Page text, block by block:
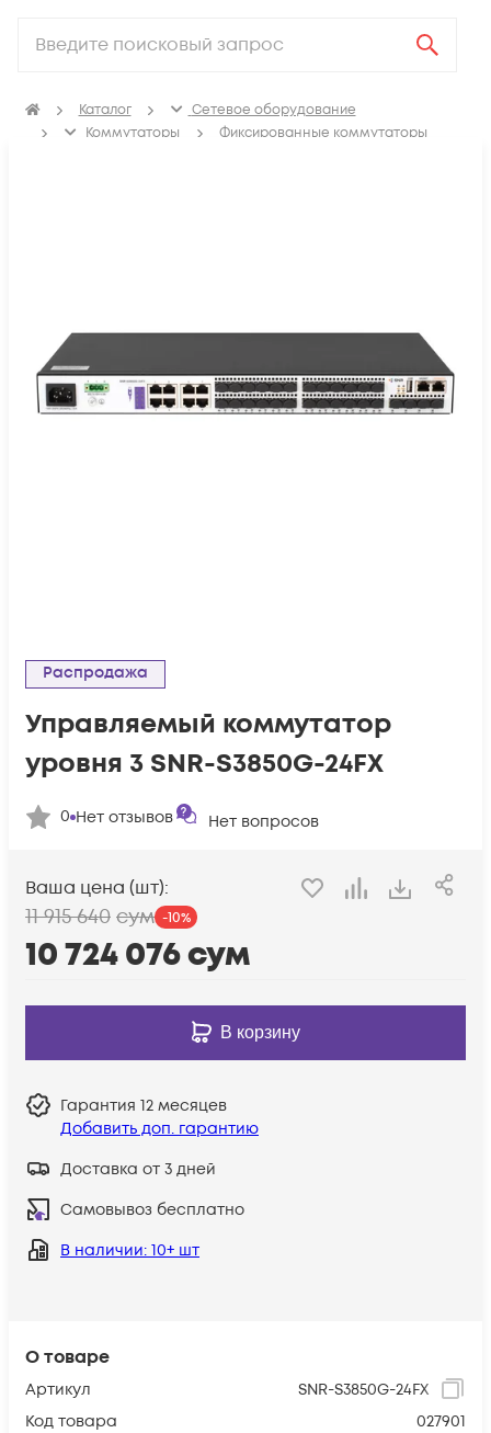
Каталог
Сетевое оборудование
Коммутаторы
Фиксированные коммутаторы
О товаре
Артикул
SNR-S3850G-24FX
Код товара
027901
Распродажа
Управляемый коммутатор
уровня 3 SNR-S3850G-24FX
0 Нет отзывов Нет вопросов
Ваша цена (шт):
11 915 640 сум -10%
10 724 076сум
В корзину
Гарантия 12 месяцев
Добавить доп. гарантию
Доставка от 3 дней
Самовывоз бесплатно
В наличии: 10+ шт